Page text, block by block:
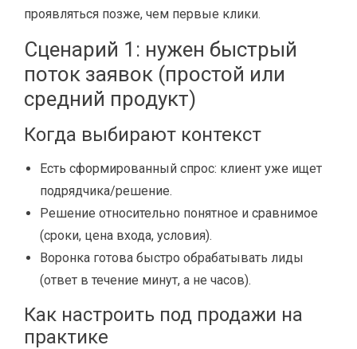
проявляться позже, чем первые клики.
Сценарий 1: нужен быстрый
поток заявок (простой или
средний продукт)
Когда выбирают контекст
Есть сформированный спрос: клиент уже ищет
подрядчика/решение.
Решение относительно понятное и сравнимое
(сроки, цена входа, условия).
Воронка готова быстро обрабатывать лиды
(ответ в течение минут, а не часов).
Как настроить под продажи на
практике